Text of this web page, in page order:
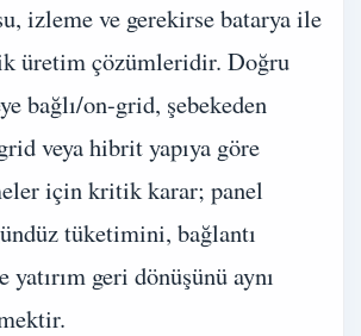
izleme ve gerekirse batarya ile
üretim çözümleridir. Doğru
bağlı/on-grid, şebekeden
veya hibrit yapıya göre
için kritik karar; panel
tüketimini, bağlantı
geri dönüşünü aynı